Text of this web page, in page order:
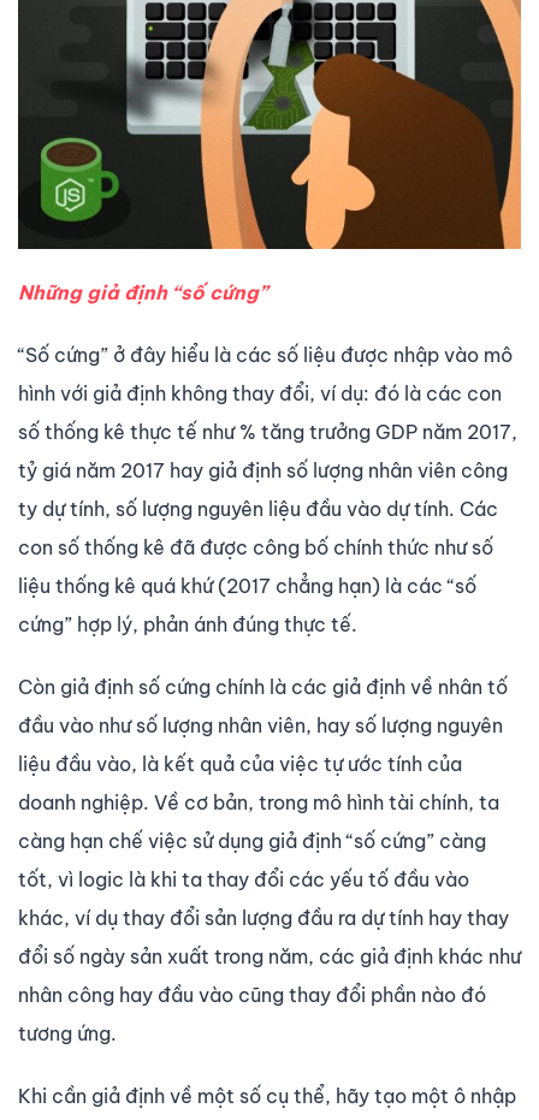
Những giả định “số cứng”
“Số cứng” ở đây hiểu là các số liệu được nhập vào mô
hình với giả định không thay đổi, ví dụ: đó là các con
số thống kê thực tế như % tăng trưởng GDP năm 2017,
tỷ giá năm 2017 hay giả định số lượng nhân viên công
ty dự tính, số lượng nguyên liệu đầu vào dự tính. Các
con số thống kê đã được công bố chính thức như số
liệu thống kê quá khứ (2017 chẳng hạn) là các “số
cứng” hợp lý, phản ánh đúng thực tế.
Còn giả định số cứng chính là các giả định về nhân tố
đầu vào như số lượng nhân viên, hay số lượng nguyên
liệu đầu vào, là kết quả của việc tự ước tính của
doanh nghiệp. Về cơ bản, trong mô hình tài chính, ta
càng hạn chế việc sử dụng giả định “số cứng” càng
tốt, vì logic là khi ta thay đổi các yếu tố đầu vào
khác, ví dụ thay đổi sản lượng đầu ra dự tính hay thay
đổi số ngày sản xuất trong năm, các giả định khác như
nhân công hay đầu vào cũng thay đổi phần nào đó
tương ứng.
Khi cần giả định về một số cụ thể, hãy tạo một ô nhập